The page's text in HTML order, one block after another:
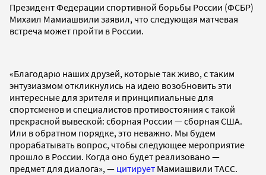
Президент Федерации спортивной борьбы России (ФСБР)
Михаил Мамиашвили заявил, что следующая матчевая
встреча может пройти в России.
«Благодарю наших друзей, которые так живо, с таким
энтузиазмом откликнулись на идею возобновить эти
интересные для зрителя и принципиальные для
спортсменов и специалистов противостояния с такой
прекрасной вывеской: сборная России — сборная США.
Или в обратном порядке, это неважно. Мы будем
прорабатывать вопрос, чтобы следующее мероприятие
прошло в России. Когда оно будет реализовано —
предмет для диалога», — цитирует Мамиашвили ТАСС.